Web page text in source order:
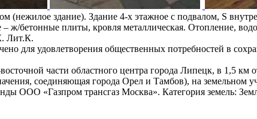
(нежилое здание). Здание 4-х этажное с подвалом, S
бетонные плиты, кровля металлическая. Отопление,
Лит.К.
для удовлетворения общественных потребностей в
части областного центра города Липецк, в 1,5
соединяющая города Орел и Тамбов), на земельном
ООО «Газпром трансгаз Москва». Категория земель: